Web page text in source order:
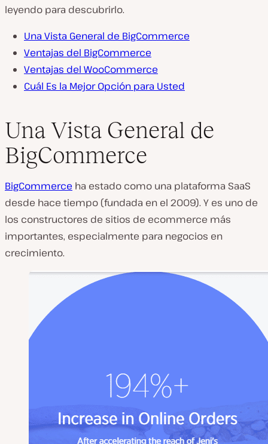
leyendo para descubrirlo.
Una Vista General de BigCommerce
Ventajas del BigCommerce
Ventajas del WooCommerce
Cuál Es la Mejor Opción para Usted
Una Vista General de
BigCommerce
BigCommerce ha estado como una plataforma SaaS
desde hace tiempo (fundada en el 2009). Y es uno de
los constructores de sitios de ecommerce más
importantes, especialmente para negocios en
crecimiento.